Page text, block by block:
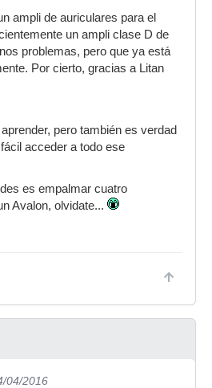
ampli de auriculares para el
un ampli clase D de
problemas, pero que ya está
Por cierto, gracias a Litan
pero también es verdad
acceder a todo ese
es empalmar cuatro
Avalon, olvidate...
04/2016